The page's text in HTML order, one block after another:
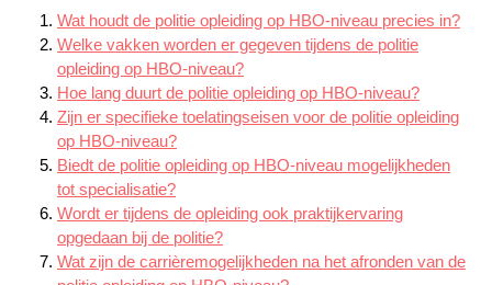
Wat houdt de politie opleiding op HBO-niveau precies in?
Welke vakken worden er gegeven tijdens de politie
opleiding op HBO-niveau?
Hoe lang duurt de politie opleiding op HBO-niveau?
Zijn er specifieke toelatingseisen voor de politie opleiding
op HBO-niveau?
Biedt de politie opleiding op HBO-niveau mogelijkheden
tot specialisatie?
Wordt er tijdens de opleiding ook praktijkervaring
opgedaan bij de politie?
Wat zijn de carrièremogelijkheden na het afronden van de